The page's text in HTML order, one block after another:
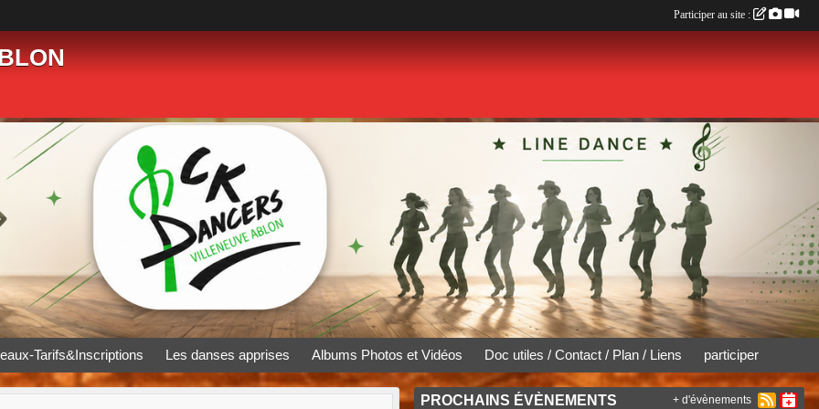
Tarifs&Inscriptions Les danses apprises Albums Photos et Vidéos Doc utiles / Contact / Plan / Liens participer
PROCHAINS ÉVÈNEMENTS + d'évènements
Participer au site :